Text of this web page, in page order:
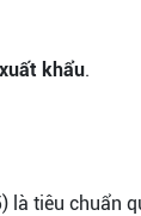
khẩu.
tiêu chuẩn